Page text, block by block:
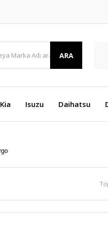
ARA
Kia Isuzu Daihatsu